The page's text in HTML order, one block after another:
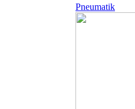
Pneumatik